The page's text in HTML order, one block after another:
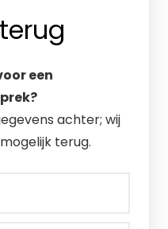
een
achter; wij
terug.